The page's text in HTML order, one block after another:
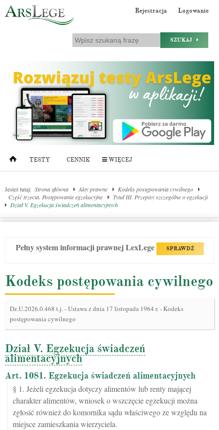
Rejestracja Logowanie
SZUKAJ
TESTY CENNIK WIĘCEJ
Jesteś tutaj: Strona główna Akty prawne
Kodeks postępowania cywilnego
Część trzecia. Postępowanie egzekucyjne
Tytuł III. Przepisy szczególne o egzekucji
Dział V. Egzekucja świadczeń alimentacyjnych
Pełny system informacji prawnej LexLege SPRAWDŹ
Kodeks postępowania cywilnego
Dz.U.2026.0.468 t.j.-Ustawa z dnia 17 listopada 1964 r. - Kodeks
postępowania cywilnego
Dział V. Egzekucja świadczeń
alimentacyjnych
Art. 1081. Egzekucja świadczeń alimentacyjnych
§ 1. Jeżeli egzekucja dotyczy alimentów lub renty mającej
charakter alimentów, wniosek o wszczęcie egzekucji można
zgłosić również do komornika sądu właściwego ze względu na
miejsce zamieszkania wierzyciela.